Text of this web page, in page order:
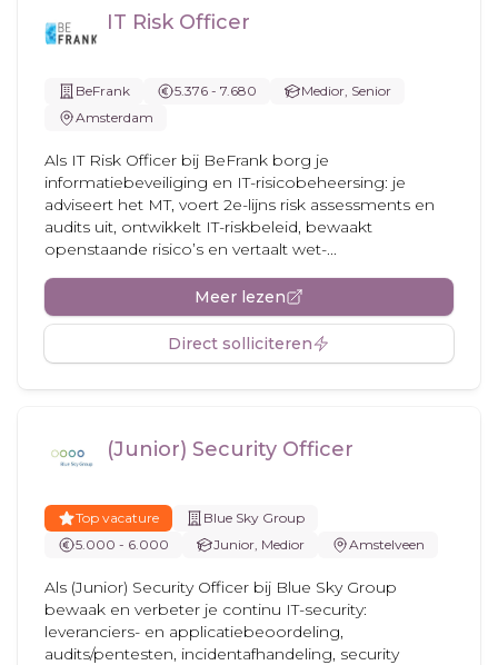
IT Risk Officer
BeFrank 5.376 - 7.680
Medior, Senior
Amsterdam
Als IT Risk Officer bij BeFrank borg je
informatiebeveiliging en IT-risicobeheersing: je
adviseert het MT, voert 2e-lijns risk assessments en
audits uit, ontwikkelt IT-riskbeleid, bewaakt
openstaande risico’s en vertaalt wet-...
Meer lezen
Direct solliciteren
(Junior) Security Officer
Top vacature
Blue Sky Group
5.000 - 6.000
Junior, Medior Amstelveen
Als (Junior) Security Officer bij Blue Sky Group
bewaak en verbeter je continu IT-security:
leveranciers- en applicatiebeoordeling,
audits/pentesten, incidentafhandeling, security